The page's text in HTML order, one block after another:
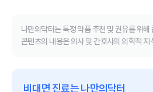
나만의닥터는 특정 약품 추천 및 권유를 위
콘텐츠의 내용은 의사 및 간호사의 의학적
비대면 진료는 나만의닥터